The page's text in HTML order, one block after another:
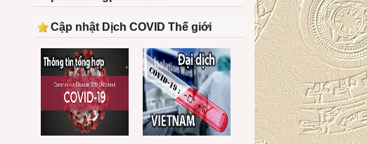
Cập nhật Dịch COVID Thế giới